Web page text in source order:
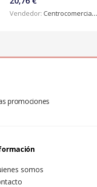
Vendedor: Centrocomercialdigital
promociones
somos